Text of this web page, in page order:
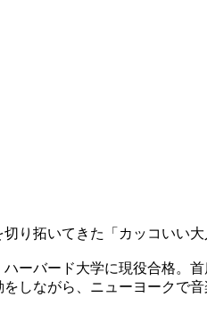
り拓いてきた「カッコいい
ーバード大学に現役合格。
しながら、ニューヨークで